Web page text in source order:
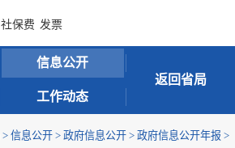
社保费 发票
信息公开
工作动态
返回省局
> 信息公开 > 政府信息公开 > 政府信息公开年报 >